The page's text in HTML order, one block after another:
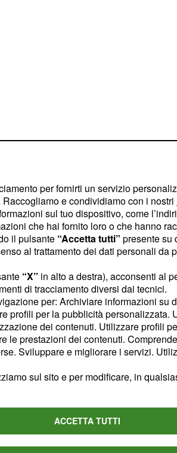
in
Chiara e
di
alla
della
monitoraggi
il volto
essere meno
appare
Ferragnez.
per fornirti un servizio
e condividiamo con i nostri
sul tuo dispositivo, come
che hai fornito loro o che hanno
il pulsante “Accetta tutti” presente su
al trattamento dei dati personali da
“X” in alto a destra), acconsenti al
di tracciamento diversi dai tecnici.
per: Archiviare informazioni su
profili per la pubblicità
dei contenuti. Utilizzare profili
le prestazioni dei contenuti.
Sviluppare e migliorare i servizi.
sul sito e per modificare, in
ACCETTA TUTTI